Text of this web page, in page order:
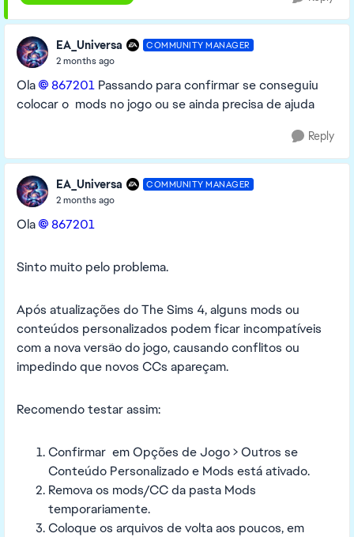
EA_Universa COMMUNITY MANAGER
2 months ago
Ola 867201​ Passando para confirmar se conseguiu
colocar o mods no jogo ou se ainda precisa de ajuda
Reply
EA_Universa COMMUNITY MANAGER
2 months ago
Ola 867201​
Sinto muito pelo problema.
Após atualizações do The Sims 4, alguns mods ou
conteúdos personalizados podem ficar incompatíveis
com a nova versão do jogo, causando conflitos ou
impedindo que novos CCs apareçam.
Recomendo testar assim:
Confirmar em Opções de Jogo > Outros se
Conteúdo Personalizado e Mods está ativado.
Remova os mods/CC da pasta Mods
temporariamente.
Coloque os arquivos de volta aos poucos, em